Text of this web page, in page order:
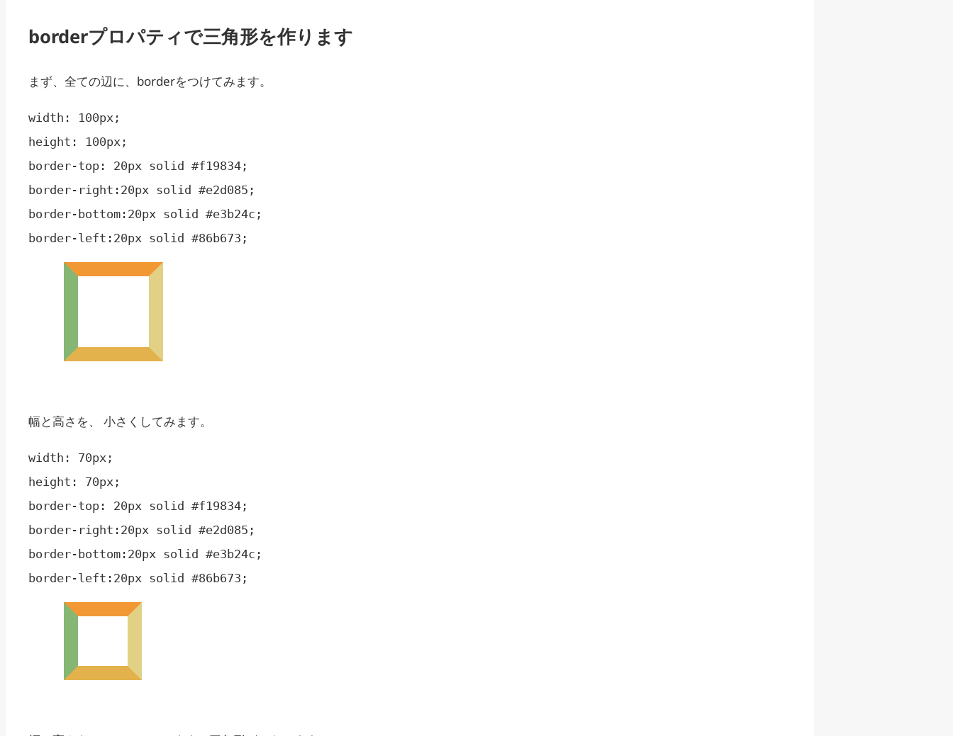
borderプロパティで三角形を作ります
まず、全ての辺に、borderをつけてみます。
width: 100px;
height: 100px;
border-top: 20px solid #f19834;
border-right:20px solid #e2d085;
border-bottom:20px solid #e3b24c;
幅と高さを、 小さくしてみます。
width: 70px;
height: 70px;
border-top: 20px solid #f19834;
border-right:20px solid #e2d085;
border-bottom:20px solid #e3b24c;